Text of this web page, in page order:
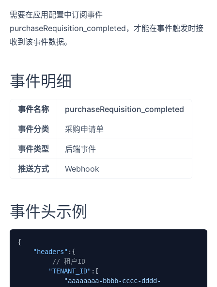
需要在应用配置中订阅事件
purchaseRequisition_completed，才能在事件触发时接
收到该事件数据。
事件明细
事件名称 purchaseRequisition_completed
事件分类 采购申请单
事件类型 后端事件
推送方式 Webhook
事件头示例
{
"headers" : {
// 租户ID
"TENANT_ID" : [
"aaaaaaaa-bbbb-cccc-dddd-